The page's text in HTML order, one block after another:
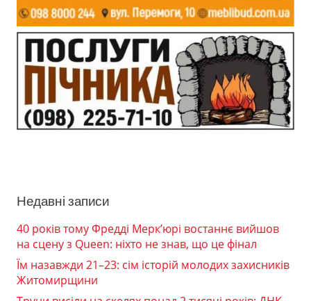
Недавні записи
40 років тому Фредді Мерк’юрі востаннє вийшов
на сцену з Queen: ніхто не знав, що це фінал
Їм назавжди 21–23: сім історій молодих захисників
Житомирщини